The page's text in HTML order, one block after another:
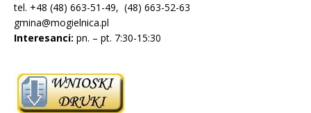
tel. +48 (48) 663-51-49, (48) 663-52-63
gmina@mogielnica.pl
Interesanci: pn. – pt. 7:30-15:30